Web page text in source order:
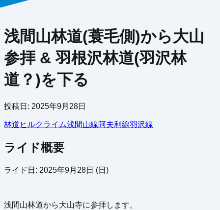
浅間山林道(蓑毛側)から大山
参拝 & 羽根沢林道(羽沢林
道？)を下る
投稿日: 2025年9月28日
林道 ヒルクライム浅間山線阿夫利線羽沢線
ライド概要
ライド日: 2025年9月28日 (日)
浅間山林道から大山寺に参拝します。